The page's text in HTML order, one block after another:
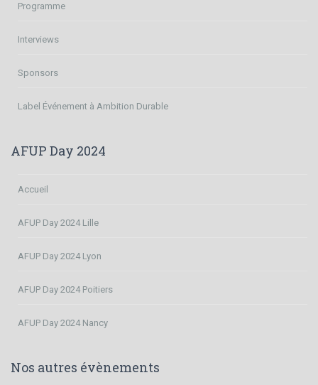
Programme
Interviews
Sponsors
Label Événement à Ambition Durable
AFUP Day 2024
Accueil
AFUP Day 2024 Lille
AFUP Day 2024 Lyon
AFUP Day 2024 Poitiers
AFUP Day 2024 Nancy
Nos autres évènements